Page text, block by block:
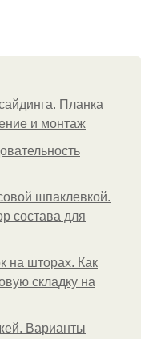
Планка
и монтаж
шпаклевкой.
состава для
на шторах. Как
складку на
Варианты